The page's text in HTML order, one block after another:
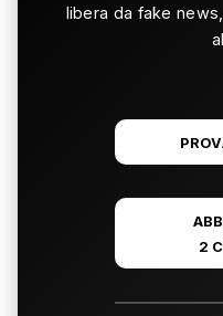
libera da fake
2